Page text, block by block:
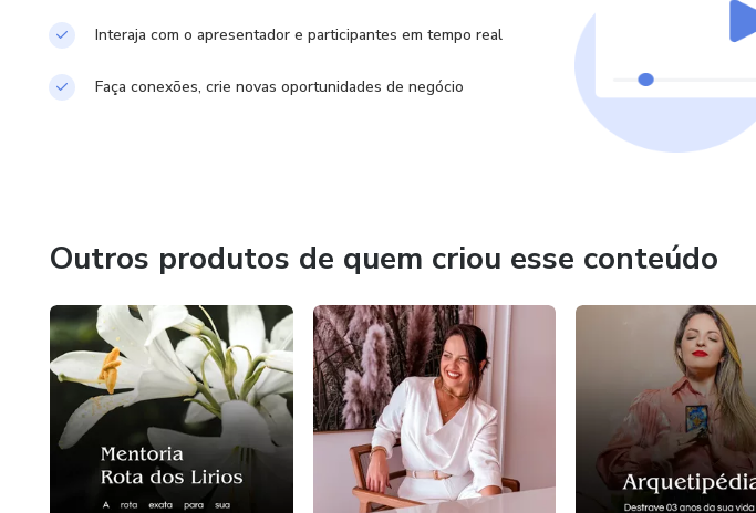
Reikiana Nível IV
Ministra cursos de Reiki
desde 2010
Espiritualista
estudante e amante da natureza
Interaja com o apresentador e participantes em tempo real
Faça conexões, crie novas oportunidades de negócio
Outros produtos de quem criou esse conteúdo